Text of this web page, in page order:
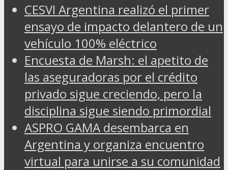
CESVI Argentina realizó el primer
ensayo de impacto delantero de un
vehículo 100% eléctrico
Encuesta de Marsh: el apetito de
las aseguradoras por el crédito
privado sigue creciendo, pero la
disciplina sigue siendo primordial
ASPRO GAMA desembarca en
Argentina y organiza encuentro
virtual para unirse a su comunidad